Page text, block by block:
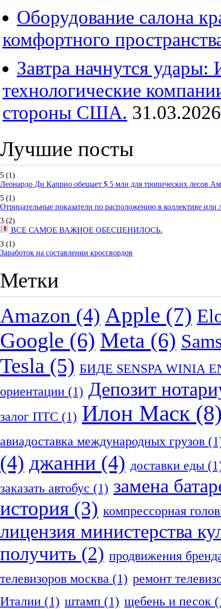
Оборудование салона
комфортного
Завтра начнутся
технологические
стороны США. 31.03.2026
Лучшие посты
5 (1)
Леонардо Ди Каприо обещает $ 5 млн для тропических лесов
5 (1)
Отрицательные показатели по расположению в коллективе
3 (2)
ВСЕ САМОЕ ВАЖНОЕ ОБЕСЦЕНИЛОСЬ.
3 (1)
Заработок на составлении кроссвордов
Метки
Amazon (4) Apple (7)
Google (6) Meta (6)
Tesla (5) БИДЕ SENSPA WINIA
ориентации (1) Депозит
залог ПТС (1) Илон Маск
авиадоставка международных грузов
(4) джанни (4) доставки еды
заказать автобус (1) замена
история (3) компрессорная
лицензия министерства
получить (2) продвижения
телевизоров москва (1) ремонт
Италии (1) штамп (1) щебень и песок